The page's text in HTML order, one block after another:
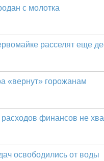
с молотка
расселят еще
«вернут» горожанам
финансов не
освободились от воды